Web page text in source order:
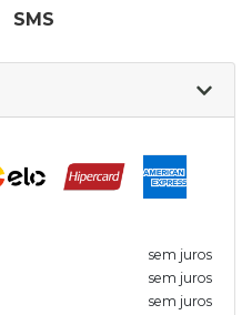
SMS
sem juros
sem juros
sem juros